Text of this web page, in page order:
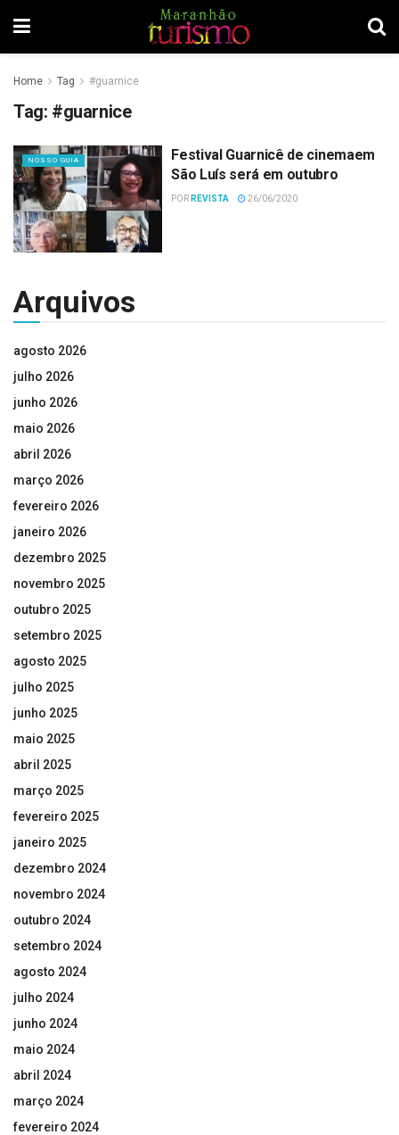
Home Tag #guarnice
Tag: #guarnice
NOSSO GUIA
Festival Guarnicê de cinemaem
São Luís será em outubro
POR REVISTA 26/06/2020
Arquivos
agosto 2026
julho 2026
junho 2026
maio 2026
abril 2026
março 2026
fevereiro 2026
janeiro 2026
dezembro 2025
novembro 2025
outubro 2025
setembro 2025
agosto 2025
julho 2025
junho 2025
maio 2025
abril 2025
março 2025
fevereiro 2025
janeiro 2025
dezembro 2024
novembro 2024
outubro 2024
setembro 2024
agosto 2024
julho 2024
junho 2024
maio 2024
abril 2024
março 2024
fevereiro 2024